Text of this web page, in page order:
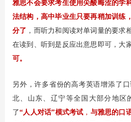
雅思不会要求考生使用尖酸晦涩的学
法结构， 高中毕业生只要再稍加训练
分了 ，而听力和阅读对单词量的要求
在读到、听到是反应出意思即可，大
可。
另外，许多省份的高考英语增添了
北、山东、辽宁等全国大部分地区
了“人人对话”模式考试 ， 与雅思的口